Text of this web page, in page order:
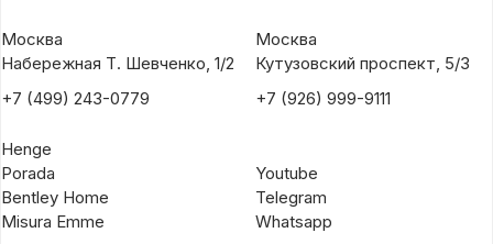
Москва
Набережная Т. Шевченко, 1/2
+7 (499) 243-0779
Москва
Кутузовский проспект, 5/3
+7 (926) 999-9111
Henge
Porada
Bentley Home
Misura Emme
Youtube
Telegram
Whatsapp